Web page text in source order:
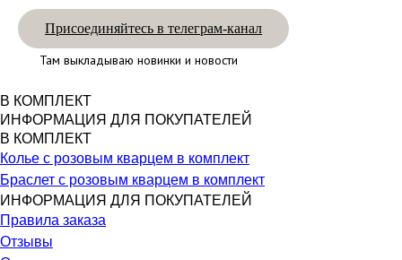
Присоединяйтесь в телеграм-канал
Там выкладываю новинки и новости
В КОМПЛЕКТ
ИНФОРМАЦИЯ ДЛЯ ПОКУПАТЕЛЕЙ
В КОМПЛЕКТ
Колье с розовым кварцем в комплект
Браслет с розовым кварцем в комплект
ИНФОРМАЦИЯ ДЛЯ ПОКУПАТЕЛЕЙ
Правила заказа
Отзывы